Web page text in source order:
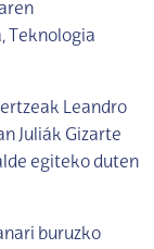
Teknologia
Leandro
Juliák Gizarte
egiteko duten
buruzko